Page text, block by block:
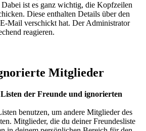
ist es ganz wichtig, die Kopfzeilen
Diese enthalten Details über den
Mail verschickt hat. Der Administrator
reagieren.
Mitglieder
der Freunde und ignorierten
benutzen, um andere Mitglieder des
Mitglieder, die du deiner Freundesliste